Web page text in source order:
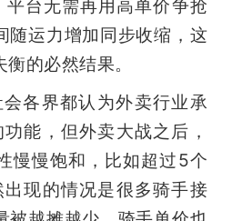
台无需再用高单价争抢
随运力增加同步收缩，这
的必然结果。
各界都认为外卖行业承
功能，但外卖大战之后，
慢慢饱和，比如超过5个
现的情况是很多骑手接